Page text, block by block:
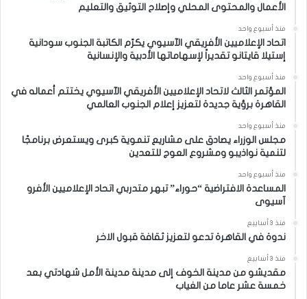
الأعمال والمحتوى المحلي وإصلاح التوثيق والتعليم
منذ أسبوع واحد
اتحاد الإعلاميين الأفريقي الآسيوي يكرّم الكاتبة الجنوب سودانية
إستيلا قايتانو تقديراً لإسهاماتها الأدبية والإنسانية
منذ أسبوع واحد
المؤتمر الثالث لاتحاد الإعلاميين الأفريقي الآسيوي يختتم أعماله في
القاهرة برؤية جديدة لتعزيز إعلام الجنوب العالمي
منذ أسبوع واحد
مجلس الوزراء يصادق على مشاريع تنموية كبرى ويستعرض برنامجًا
لتنمية نواذيبو ومشروع العوج للتعدين
منذ أسبوع واحد
المساعدة الافتراضية “حوراء” تبهر متدربي اتحاد الإعلاميين الأفرو
آسيوى
منذ 3 أسابيع
ندوة في القاهرة تدعو لتعزيز ثقافة قبول الاخر
منذ 3 أسابيع
مقديشو من مدينة الخوف إلى مدينة مدينة الأمل شهادتي بعد
خمسة عشر عاما من الغياب